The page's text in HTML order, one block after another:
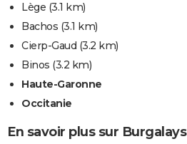
COPAINS D'AVANT
S'inscrire
Se connecter
Lycées
Collèges
Primaires
Universités
Entreprises
Service militaire
Avis de recherche
AVIS DE DÉCÈS
Bricolage
Lifestyle
Culture
Sport
Auto
Television
Voyage
Cinema
Lège (3.1 km)
Bachos (3.1 km)
Cierp-Gaud (3.2 km)
Binos (3.2 km)
Haute-Garonne
Occitanie
En savoir plus sur Burgalays